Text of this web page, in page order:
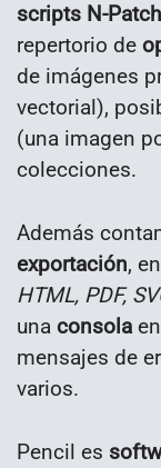
scripts N-Patch
repertorio de
de imágenes
vectorial),
(una imagen
colecciones.
Además
exportación,
HTML, PDF,
una consola
mensajes de
varios.
Pencil es